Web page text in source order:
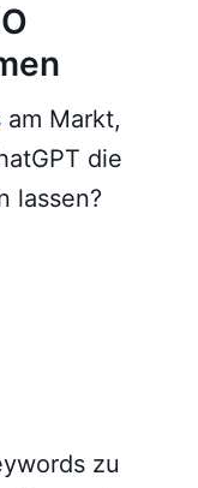
am Markt,
die
lassen?
zu